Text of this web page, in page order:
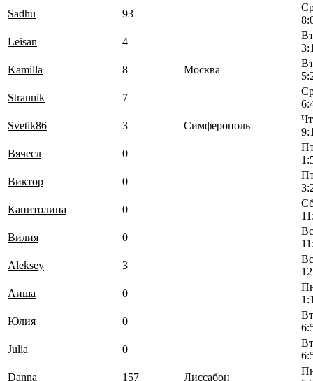
Sadhu
93
Leisan
4
Kamilla
8 Москва
Strannik
7
Svetik86
3 Симферополь
Вячесл
0
Виктор
0
Капитолина
0
Вилия
0
Aleksey
3
Аиша
0
Юлия
0
Julia
0
Danna
157 Лиссабон